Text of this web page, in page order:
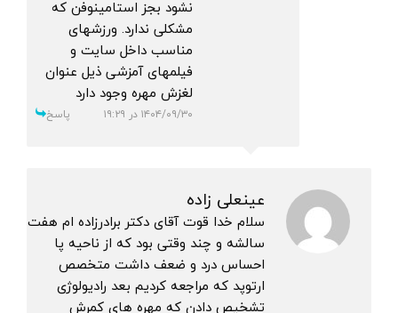
نشود بجز استامینوفن که
مشکلی ندارد. ورزشهای
مناسب داخل سایت و
فیلمهای آمزشی ذیل عنوان
لغزش مهره وجود دارد
۱۴۰۴/۰۹/۳۰ در ۱۹:۲۹ پاسخ
عینعلی زاده
سلام خدا قوت آقای دکتر برادرزاده ام هفت
سالشه و چند وقتی بود که از ناحیه پا
احساس درد و ضعف داشت متخصص
ارتوپد که مراجعه کردیم بعد رادیولوژی
تشخیص دادن که مهره های کمرش